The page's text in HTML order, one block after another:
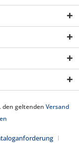
den geltenden Versand